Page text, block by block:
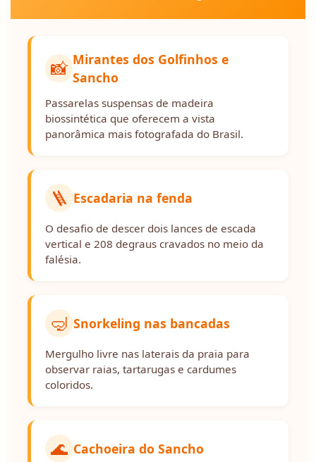
📸 Mirantes dos Golfinhos e
Sancho
Passarelas suspensas de madeira
biossintética que oferecem a vista
panorâmica mais fotografada do Brasil.
🪜 Escadaria na fenda
O desafio de descer dois lances de escada
vertical e 208 degraus cravados no meio da
falésia.
🤿 Snorkeling nas bancadas
Mergulho livre nas laterais da praia para
observar raias, tartarugas e cardumes
coloridos.
🌊 Cachoeira do Sancho